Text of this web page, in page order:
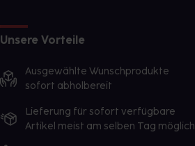
Unsere Vorteile
Ausgewählte Wunschprodukte
sofort abholbereit
Lieferung für sofort verfügbare
Artikel meist am selben Tag möglich